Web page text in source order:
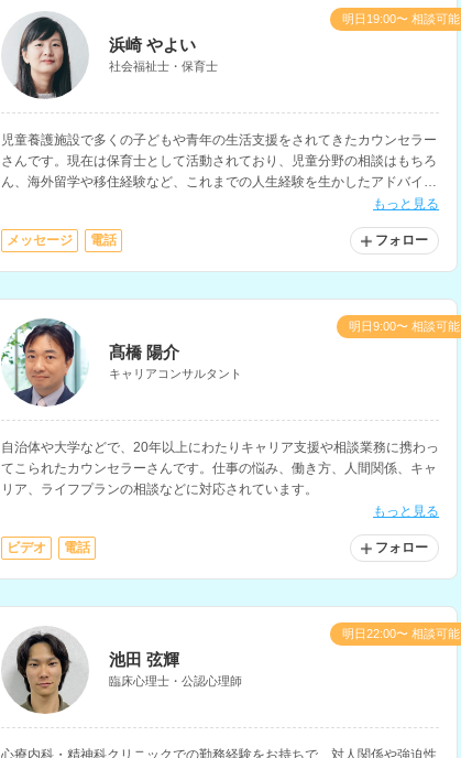
浜崎 やよい
社会福祉士・保育士
児童養護施設で多くの子どもや青年の生活支援をされてきたカウンセラー
さんです。現在は保育士として活動されており、児童分野の相談はもちろ
ん、海外留学や移住経験など、これまでの人生経験を生かしたアドバイス
も可能です。ファイナンシャルプランナーの資格をお持ちで、お金に関す
もっと見る
メッセージ 電話 フォロー
明日19:00〜 相談可能
髙橋 陽介
キャリアコンサルタント
自治体や大学などで、20年以上にわたりキャリア支援や相談業務に携わっ
てこられたカウンセラーさんです。仕事の悩み、働き方、人間関係、キャ
リア、ライフプランの相談などに対応されています。
もっと見る
ビデオ 電話 フォロー
明日9:00〜 相談可能
池田 弦輝
臨床心理士・公認心理師
心療内科・精神科クリニックでの勤務経験をお持ちで、対人関係や強迫性
明日22:00〜 相談可能